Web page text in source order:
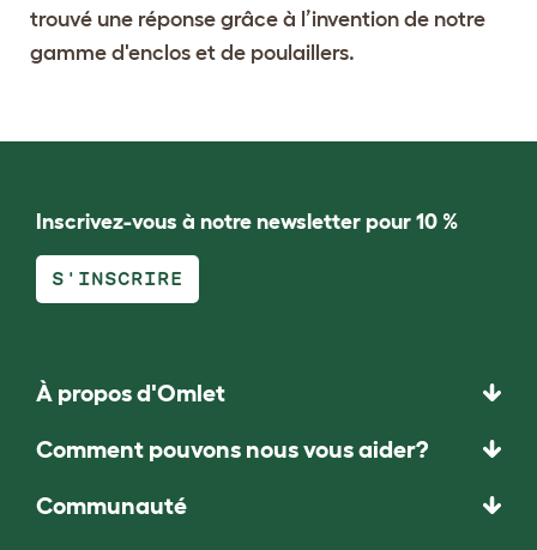
trouvé une réponse grâce à l’invention de notre
gamme d'enclos et de poulaillers.
Inscrivez-vous à notre newsletter pour 10 %
S'INSCRIRE
À propos d'Omlet
Comment pouvons nous vous aider?
Communauté